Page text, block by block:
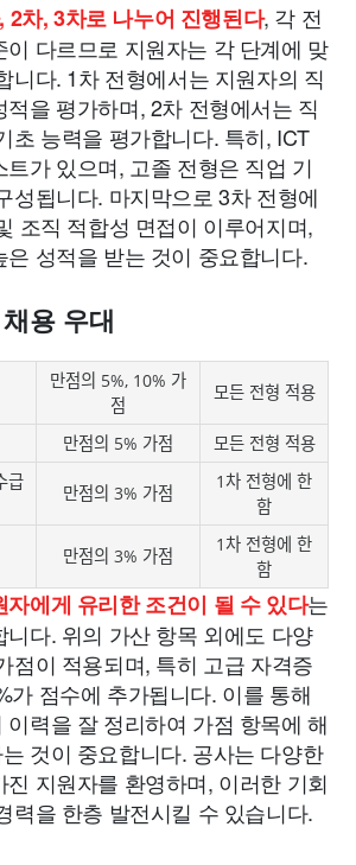
2차, 3차로 나누어 진행된다, 각 전
이 다르므로 지원자는 각 단계에 맞
니다. 1차 전형에서는 지원자의 직
을 평가하며, 2차 전형에서는 직
초 능력을 평가합니다. 특히, ICT
가 있으며, 고졸 전형은 직업 기
성됩니다. 마지막으로 3차 전형에
조직 적합성 면접이 이루어지며,
은 성적을 받는 것이 중요합니다.
용 우대
만점의 5%, 10% 가
점
모든 전형 적용
만점의 5% 가점
모든 전형 적용
급
만점의 3% 가점
1차 전형에 한
함
만점의 3% 가점
1차 전형에 한
함
자에게 유리한 조건이 될 수 있다는
니다. 위의 가산 항목 외에도 다양
점이 적용되며, 특히 고급 자격증
가 점수에 추가됩니다. 이를 통해
력을 잘 정리하여 가점 항목에 해
것이 중요합니다. 공사는 다양한
지원자를 환영하며, 이러한 기회
력을 한층 발전시킬 수 있습니다.